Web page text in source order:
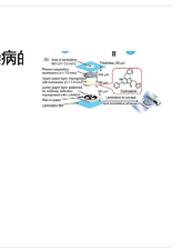
的发光试纸条